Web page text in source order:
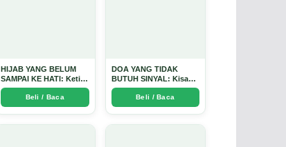
HIJAB YANG BELUM
SAMPAI KE HATI: Ketika
Cinta Seorang Ustadz
Menjadi Cermin yang
Paling Kejam - Arda
Beli / Baca
DOA YANG TIDAK
BUTUH SINYAL: Kisah
Tiga Jiwa yang Tersesat
di Era AI dan
Menemukan Jalan
Beli / Baca